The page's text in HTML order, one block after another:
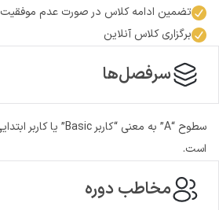
تضمین ادامه کلاس در صورت عدم موفقیت
برگزاری کلاس آنلاین
سرفصل‌ها
است.
مخاطب دوره